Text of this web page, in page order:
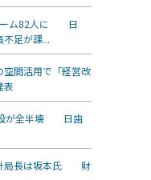
ーム82人に 日
足が課...
空間活用で「経営改
設が全半壊 日歯
局長は坂本氏 財